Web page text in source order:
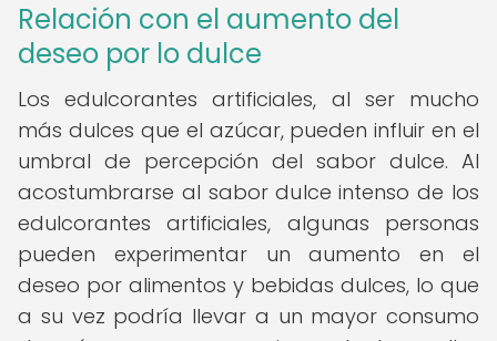
Relación con el aumento del
deseo por lo dulce
Los edulcorantes artificiales, al ser mucho
más dulces que el azúcar, pueden influir en el
umbral de percepción del sabor dulce. Al
acostumbrarse al sabor dulce intenso de los
edulcorantes artificiales, algunas personas
pueden experimentar un aumento en el
deseo por alimentos y bebidas dulces, lo que
a su vez podría llevar a un mayor consumo